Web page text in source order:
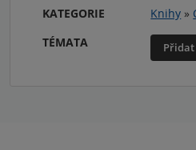
KATEGORIE Knihy »
TÉMATA